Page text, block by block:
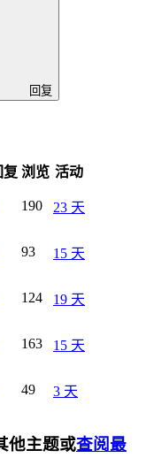
回复
复 浏览 活动
190 23 天
93 15 天
124 19 天
163 15 天
49 3 天
他主题或查阅最